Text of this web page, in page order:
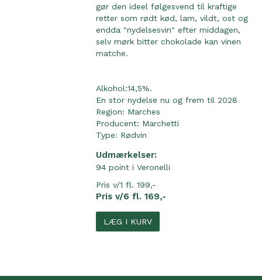
gør den ideel følgesvend til kraftige
retter som rødt kød, lam, vildt, ost og
endda "nydelsesvin" efter middagen,
selv mørk bitter chokolade kan vinen
matche.
Alkohol:14,5%.
En stor nydelse nu og frem til 2028
Region: Marches
Producent: Marchetti
Type: Rødvin
Udmærkelser:
94 point i Veronelli
Pris v/1 fl. 199,-
Pris v/6 fl. 169,-
LÆG I KURV